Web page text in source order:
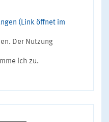
(Link öffnet im
Der Nutzung
ich zu.